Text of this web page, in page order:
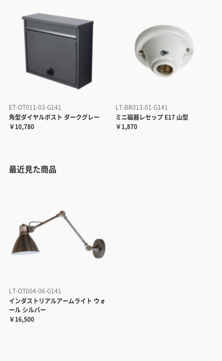
ET-OT011-03-G141
角型ダイヤルポスト ダークグレー
￥10,780
LT-BR013-01-G141
ミニ磁器レセップ E17 山型
￥1,870
最近見た商品
LT-OT004-06-G141
インダストリアルアームライト ウォ
ール シルバー
￥16,500